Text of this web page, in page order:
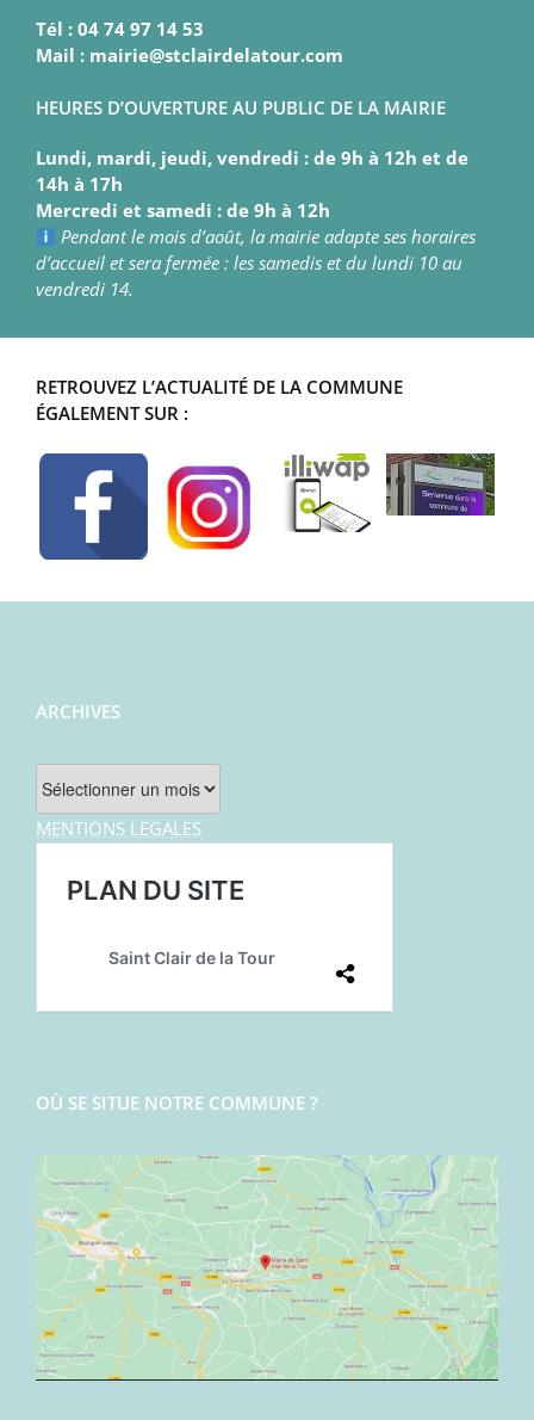
Tél : 04 74 97 14 53
Mail : mairie@stclairdelatour.com
HEURES D’OUVERTURE AU PUBLIC DE LA MAIRIE
Lundi, mardi, jeudi, vendredi : de 9h à 12h et de
14h à 17h
Mercredi et samedi : de 9h à 12h
Pendant le mois d’août, la mairie adapte ses horaires
d’accueil et sera fermée : les samedis et du lundi 10 au
vendredi 14.
RETROUVEZ L’ACTUALITÉ DE LA COMMUNE
ÉGALEMENT SUR :
ARCHIVES
Archives
MENTIONS LEGALES
OÙ SE SITUE NOTRE COMMUNE ?